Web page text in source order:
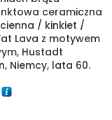
ceramiczna
/ kinkiet /
Lava z motywem
Hustadt
Niemcy, lata 60.